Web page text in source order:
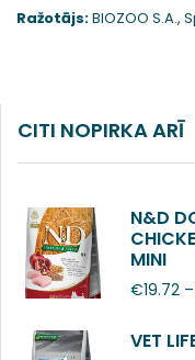
Ražotājs:BIOZOO S.A.,
CITI NOPIRKA ARĪ
N&D
MINI
€19.72 –
VET